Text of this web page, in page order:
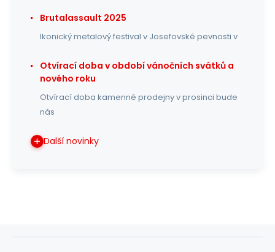
Brutalassault 2025
Ikonický metalový festival v Josefovské pevnosti v
Otvírací doba v období vánočních svátků a
nového roku
Otvírací doba kamenné prodejny v prosinci bude
nás
Další novinky